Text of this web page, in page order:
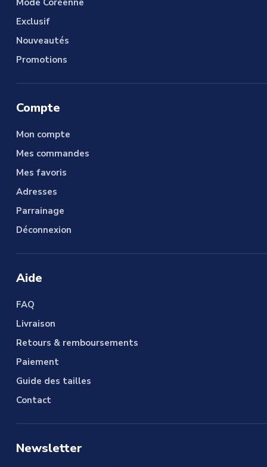
Exclusif
Nouveautés
Promotions
Compte
Mon compte
Mes commandes
Mes favoris
Adresses
Parrainage
Déconnexion
Aide
FAQ
Livraison
Retours & remboursements
Paiement
Guide des tailles
Contact
Newsletter